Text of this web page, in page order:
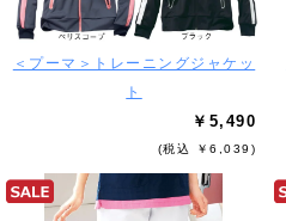
＜プーマ＞トレーニングジャケッ
ト
￥5,490
(税込 ￥6,039)